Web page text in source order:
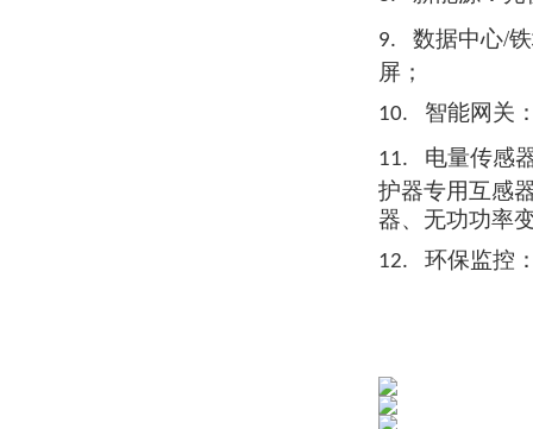
9.
数据中心/
屏；
10. 智能网关
11.
电量传感
护器专用互感
器、无功功率
12. 环保监控